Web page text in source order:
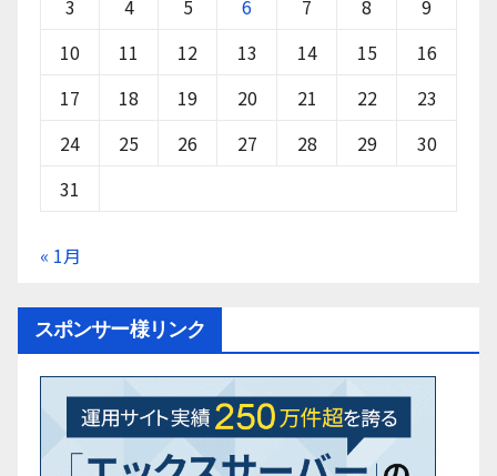
3
4 5 6 7 8
9
10
11 12 13 14 15
16
17
18 19 20 21 22
23
24
25 26 27 28 29
30
31
« 1月
スポンサー様リンク